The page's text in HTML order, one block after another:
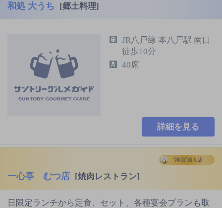
和処 大うち [郷土料理]
JR八戸線 本八戸駅 南口
徒歩10分
40席
詳細を見る
一心亭 むつ店 [焼肉レストラン]
日限定ランチから定食、セット、各種宴会プランも取